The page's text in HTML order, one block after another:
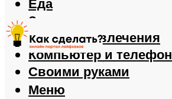
Еда
Здоровье
Игры и развлечения
Компьютер и телефон
Своими руками
Меню